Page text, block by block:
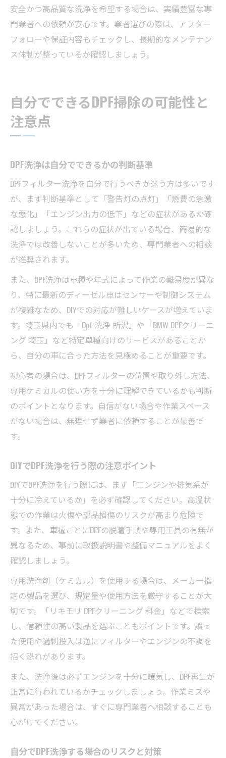
安全かつ高品質な洗浄を希望する場合は、実績豊富な専
門業者への依頼が安心です。業者選びの際は、アフター
フォローや保証内容もチェックし、長期的なメンテナン
ス体制が整っているか確認しましょう。
自分でできるDPF掃除の可能性と
注意点
DPF洗浄は自分でできるかの判断基準
DPFフィルター洗浄を自分で行うべきか迷う方は多いです
が、まず判断基準として「警告灯の点灯」「燃費の急激
な悪化」「エンジン出力の低下」などの症状があるか確
認しましょう。これらの症状が出ている場合、簡易的な
洗浄では改善しないことが多いため、専門業者への相談
が推奨されます。
また、DPF洗浄は車種や年式によって作業の難易度が異な
り、特に最新のディーゼル車はセンサーや制御システム
が複雑なため、DIYでの対応が難しいケースが増えていま
す。埼玉県内でも「Dpf 洗浄 所沢」や「BMW DPFクリーニ
ング 埼玉」など特定車種向けのサービスがあることか
ら、自分の車に合った方法を見極めることが重要です。
初心者の場合は、DPFフィルターの位置や取り外し方法、
専用ケミカルの使い方を十分に理解できているかも判断
のポイントとなります。自信がない場合や作業スペース
がない場合は、無理せず業者に依頼することが最善で
す。
DIYでDPF洗浄を行う際の注意ポイント
DIYでDPF洗浄を行う際には、まず「エンジンや排気系が
十分に冷えているか」を必ず確認してください。高温状
態での作業は火傷や部品損傷のリスクが高まり危険で
す。また、車種ごとにDPFの脱着手順や専用工具の有無が
異なるため、事前に取扱説明書や整備マニュアルをよく
確認しましょう。
専用洗浄剤（ケミカル）を使用する場合は、メーカー指
定の製品を選び、規定量や使用方法を厳守することが大
切です。「リキモリ DPFクリーニング 料金」などで検索
し、信頼性の高い製品を選ぶこともポイントです。誤っ
た使用や過剰投入は逆にフィルターやエンジンの不調を
招く恐れがあります。
また、洗浄後は必ずエンジンを十分に暖気し、DPF再生が
正常に行われているかチェックしましょう。作業ミスや
異常があった場合は、すぐに専門業者へ相談することも
心がけてください。
自分でDPF洗浄する場合のリスクと対策